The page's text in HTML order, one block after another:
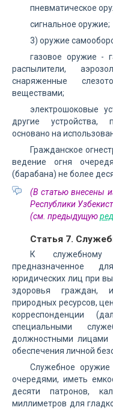
пневматическое
сигнальное оружие;
3) оружие
газовое оружие -
распылители,
снаряженные
веществами;
электрошоковые
другие устройства,
основано на
Гражданское
ведение огня
(барабана) не более
(В статью внесены
Республики
(см. предыдущую
Статья 7.
К служебному
предназначенное
юридических лиц при
здоровья граждан,
природных ресурсов,
корреспонденции
специальными
должностными лицами
обеспечения личной
Служебное
очередями, иметь
десяти патронов,
миллиметров для